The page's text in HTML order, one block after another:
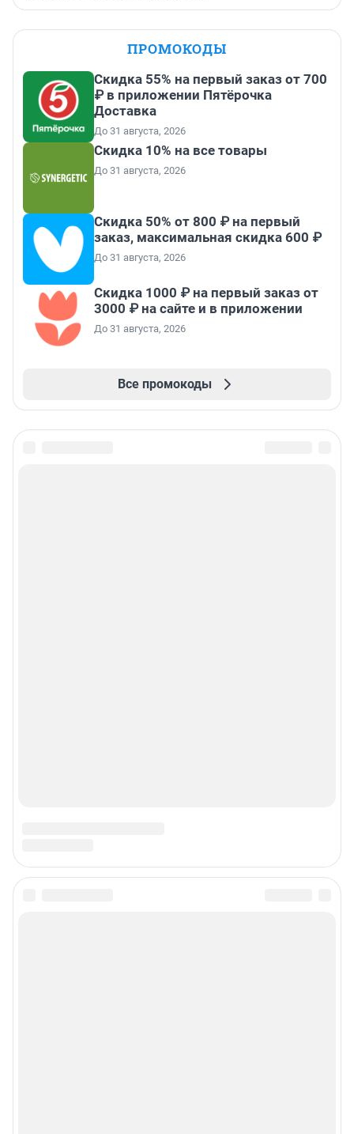
ПРОМОКОДЫ
Скидка 55% на первый заказ от 700
₽ в приложении Пятёрочка
Доставка
До 31 августа, 2026
Скидка 10% на все товары
До 31 августа, 2026
Скидка 50% от 800 ₽ на первый
заказ, максимальная скидка 600 ₽
До 31 августа, 2026
Скидка 1000 ₽ на первый заказ от
3000 ₽ на сайте и в приложении
До 31 августа, 2026
Все промокоды